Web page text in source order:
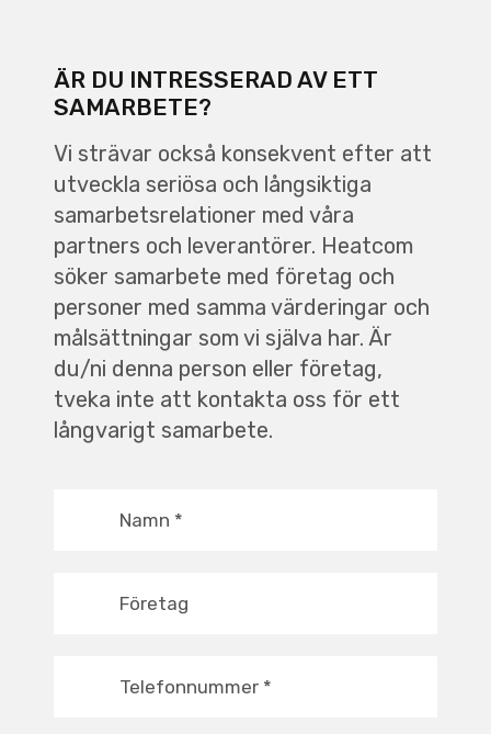
ÄR DU INTRESSERAD AV ETT
SAMARBETE?
Vi strävar också konsekvent efter att
utveckla seriösa och långsiktiga
samarbetsrelationer med våra
partners och leverantörer. Heatcom
söker samarbete med företag och
personer med samma värderingar och
målsättningar som vi själva har. Är
du/ni denna person eller företag,
tveka inte att kontakta oss för ett
långvarigt samarbete.
Namn *
Företag
Telefonnummer *